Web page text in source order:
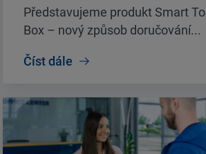
Představujeme produkt Smart To
Box – nový způsob doručování...
Číst dále